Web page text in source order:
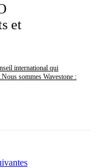
et
international qui
sommes Wavestone :